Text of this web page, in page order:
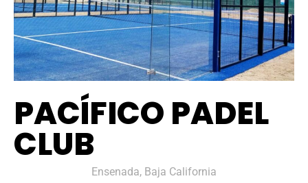
PACÍFICO PADEL
CLUB
Ensenada, Baja California